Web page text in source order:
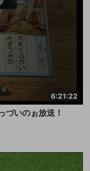
6:21:22
づいのぉ放送！